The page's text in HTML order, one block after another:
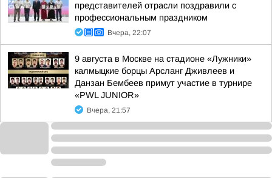
представителей отрасли поздравили с
профессиональным праздником
Вчера, 22:07
9 августа в Москве на стадионе «Лужники»
калмыцкие борцы Арсланг Дживлеев и
Данзан Бембеев примут участие в турнире
«PWL JUNIOR»
Вчера, 21:57